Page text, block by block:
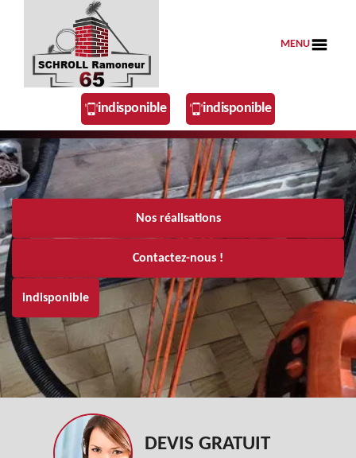
MENU
indisponible indisponible
Nos réalisations
Contactez-nous !
indisponible
DEVIS GRATUIT